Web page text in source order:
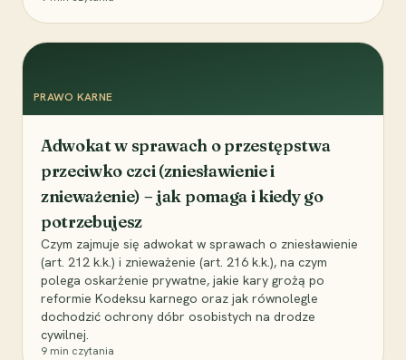
PRAWO KARNE
Adwokat w sprawach o przestępstwa
przeciwko czci (zniesławienie i
znieważenie) – jak pomaga i kiedy go
potrzebujesz
Czym zajmuje się adwokat w sprawach o zniesławienie
(art. 212 k.k.) i znieważenie (art. 216 k.k.), na czym
polega oskarżenie prywatne, jakie kary grożą po
reformie Kodeksu karnego oraz jak równolegle
dochodzić ochrony dóbr osobistych na drodze
cywilnej.
9 min czytania